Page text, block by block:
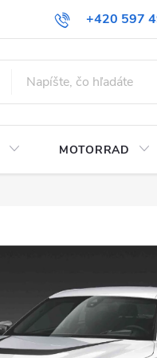
+420 597
Obchodné
MOTORRAD